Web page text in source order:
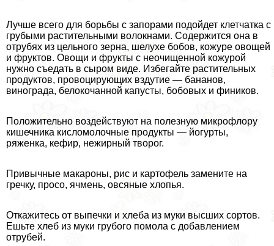
Лучше всего для борьбы с запорами подойдет клетчатка с
грубыми растительными волокнами. Содержится она в
отрубях из цельного зерна, шелухе бобов, кожуре овощей
и фруктов. Овощи и фрукты с неочищенной кожурой
нужно съедать в сыром виде. Избегайте растительных
продуктов, провоцирующих вздутие — бананов,
винограда, белокочанной капусты, бобовых и фиников.
Положительно воздействуют на полезную микрофлору
кишечника кисломолочные продукты — йогурты,
ряженка, кефир, нежирный творог.
Привычные макароны, рис и картофель замените на
гречку, просо, ячмень, овсяные хлопья.
Откажитесь от выпечки и хлеба из муки высших сортов.
Ешьте хлеб из муки грубого помола с добавлением
отрубей.